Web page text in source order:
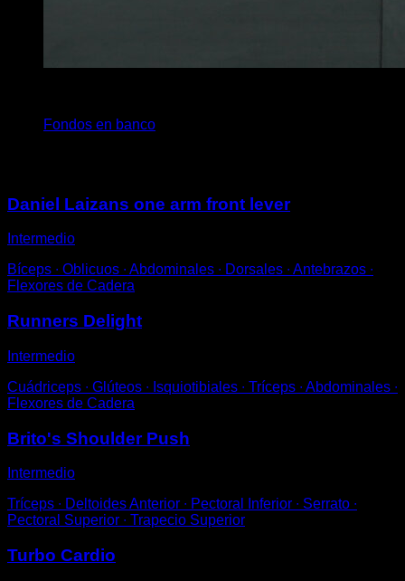
Fondos en banco
Daniel Laizans one arm front lever
Intermedio
Bíceps ∙ Oblicuos ∙ Abdominales ∙ Dorsales ∙ Antebrazos ∙
Flexores de Cadera
Runners Delight
Intermedio
Cuádriceps ∙ Glúteos ∙ Isquiotibiales ∙ Tríceps ∙ Abdominales ∙
Flexores de Cadera
Brito's Shoulder Push
Intermedio
Tríceps ∙ Deltoides Anterior ∙ Pectoral Inferior ∙ Serrato ∙
Pectoral Superior ∙ Trapecio Superior
Turbo Cardio